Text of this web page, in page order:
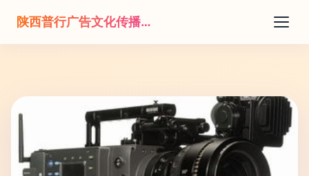
陕西普行广告文化传播有限公司